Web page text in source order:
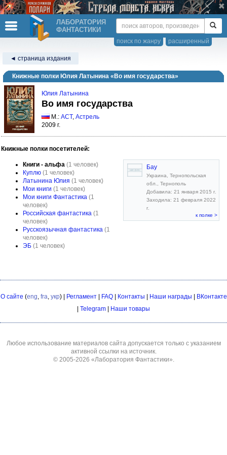
ЛАБОРАТОРИЯ
ФАНТАСТИКИ
расширенный
поиск по жанру
◄ страница издания
Книжные полки Юлия Латынина «Во имя государства»
Юлия Латынина
Во имя государства
М.: АСТ, Астрель
2009 г.
Книжные полки посетителей:
Книги - альфа (1 человек)
Куплю (1 человек)
Латынина Юлия (1 человек)
Мои книги (1 человек)
Мои книги Фантастика (1
человек)
Российская фантастика (1
человек)
Русскоязычная фантастика (1
человек)
ЭБ (1 человек)
Бау
Украина, Тернопольская
обл., Тернополь
Добавила: 21 января 2015 г.
Заходила: 21 февраля 2022
г.
к полке >
О сайте (eng, fra, укр) | Регламент| FAQ| Контакты Наши награды
ВКонтакте
Telegram Наши товары
Любое использование материалов сайта допускается только с указанием
активной ссылки на источник.
© 2005-2026 «Лаборатория Фантастики».